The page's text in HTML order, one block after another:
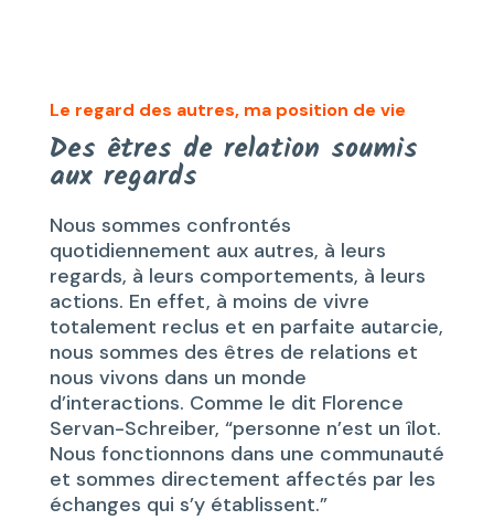
Le regard des autres, ma position de vie
Des êtres de relation soumis
aux regards
Nous sommes confrontés
quotidiennement aux autres, à leurs
regards, à leurs comportements, à leurs
actions. En effet, à moins de vivre
totalement reclus et en parfaite autarcie,
nous sommes des êtres de relations et
nous vivons dans un monde
d’interactions. Comme le dit Florence
Servan-Schreiber, “personne n’est un îlot.
Nous fonctionnons dans une communauté
et sommes directement affectés par les
échanges qui s’y établissent.”